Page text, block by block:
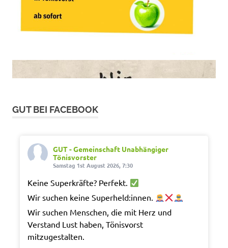
GUT BEI FACEBOOK
GUT - Gemeinschaft Unabhängiger
Tönisvorster
Samstag 1st August 2026, 7:30
Keine Superkräfte? Perfekt.
Wir suchen keine Superheld:innen.
Wir suchen Menschen, die mit Herz und
Verstand Lust haben, Tönisvorst
mitzugestalten.